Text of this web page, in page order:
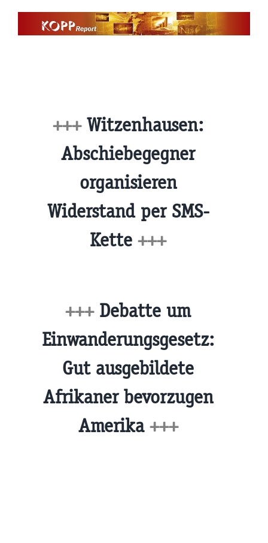
+++ Witzenhausen:
Abschiebegegner
organisieren
Widerstand per SMS-
Kette +++
+++Debatte um
Einwanderungsgesetz:
Gut ausgebildete
Afrikaner bevorzugen
Amerika +++